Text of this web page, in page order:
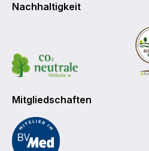
Nachhaltigkeit
Mitgliedschaften